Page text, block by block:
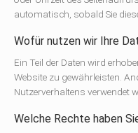
automatisch, sobald Sie
Wofür nutzen wir Ihre
Ein Teil der Daten wird
Website zu gewährleisten.
Nutzerverhaltens verwendet
Welche Rechte haben